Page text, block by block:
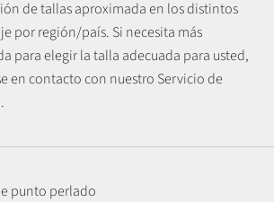
de tallas aproximada en los distintos
por región/país. Si necesita más
para elegir la talla adecuada para usted,
en contacto con nuestro Servicio de
punto perlado